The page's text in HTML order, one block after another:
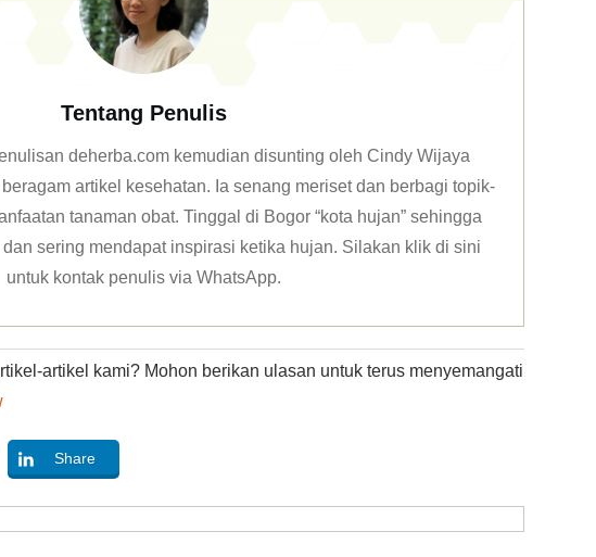
Tentang Penulis
deherba.com kemudian disunting oleh Cindy Wijaya
artikel kesehatan. Ia senang meriset dan berbagi topik-
tanaman obat. Tinggal di Bogor “kota hujan” sehingga
sering mendapat inspirasi ketika hujan. Silakan klik di sini
untuk kontak penulis via WhatsApp.
artikel kami? Mohon berikan ulasan untuk terus menyemangati
Share